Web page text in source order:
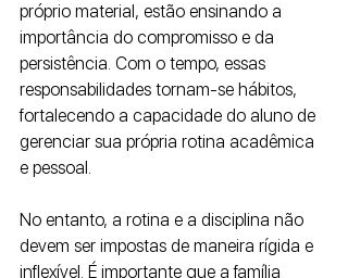
próprio material, estão ensinando a
importância do compromisso e da
persistência. Com o tempo, essas
responsabilidades tornam-se hábitos,
fortalecendo a capacidade do aluno de
gerenciar sua própria rotina acadêmica
e pessoal.
No entanto, a rotina e a disciplina não
devem ser impostas de maneira rígida e
inflexível. É importante que a família